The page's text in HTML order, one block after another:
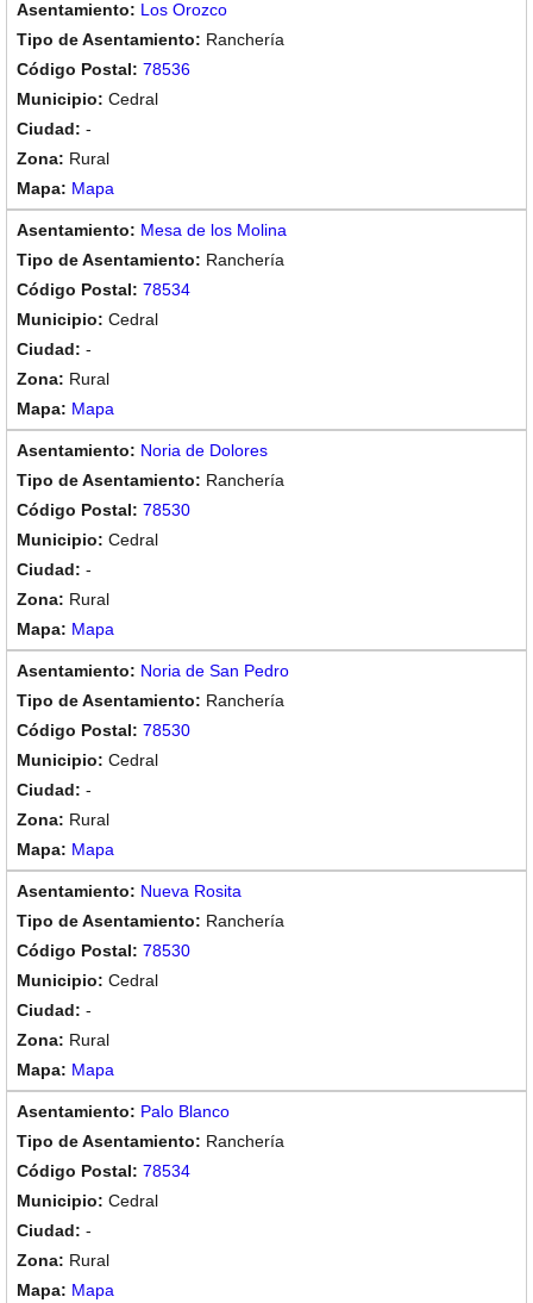
Los Orozco
Ranchería
78536
Cedral
-
Rural
Mapa
Mesa de los Molina
Ranchería
78534
Cedral
-
Rural
Mapa
Noria de Dolores
Ranchería
78530
Cedral
-
Rural
Mapa
Noria de San Pedro
Ranchería
78530
Cedral
-
Rural
Mapa
Nueva Rosita
Ranchería
78530
Cedral
-
Rural
Mapa
Palo Blanco
Ranchería
78534
Cedral
-
Rural
Mapa